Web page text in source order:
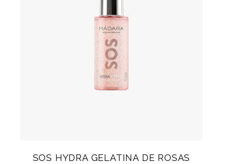
SOS HYDRA GELATINA DE ROSAS